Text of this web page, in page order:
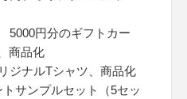
円分のギフトカー
商品化
ジナルTシャツ、商品化
サンプルセット（5セッ